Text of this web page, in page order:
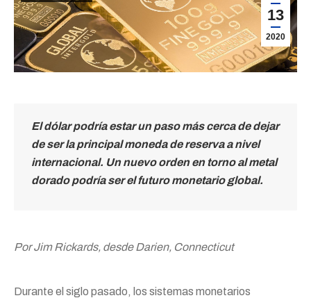
13
2020
El dólar podría estar un paso más cerca de dejar
de ser la principal moneda de reserva a nivel
internacional. Un nuevo orden en torno al metal
dorado podría ser el futuro monetario global.
Por Jim Rickards, desde Darien, Connecticut
Durante el siglo pasado, los sistemas monetarios